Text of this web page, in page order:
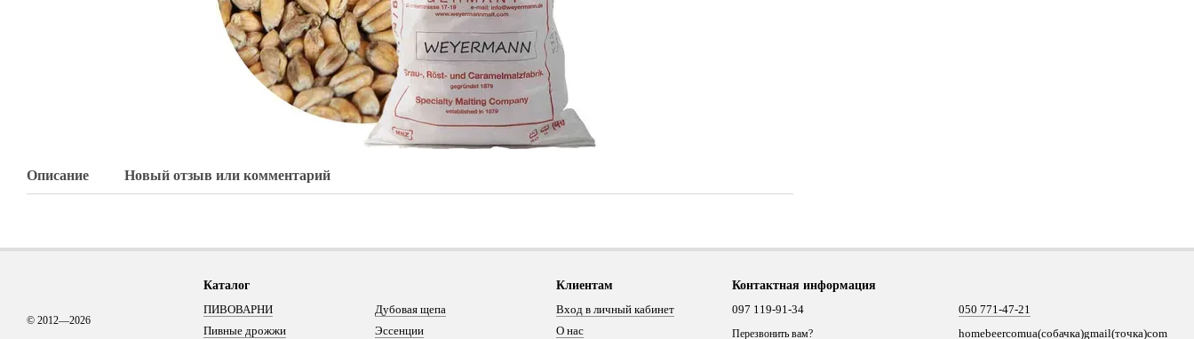
Описание Новый отзыв или комментарий
© 2012—2026
Каталог
ПИВОВАРНИ
Пивные дрожжи
Дубовая щепа
Эссенции
Клиентам
Вход в личный кабинет
О нас
Контактная информация
097 119-91-34
Перезвонить вам?
050 771-47-21
homebeercomua(собачка)gmail(точка)com